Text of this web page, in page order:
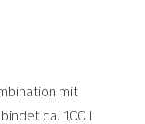
mit
ca. 100 l